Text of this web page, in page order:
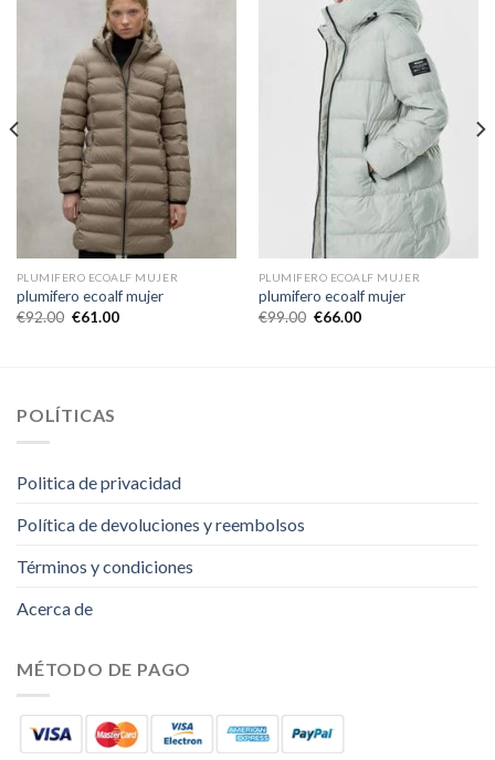
PLUMIFERO ECOALF MUJER
plumifero ecoalf mujer
€92.00 €61.00
PLUMIFERO ECOALF MUJER
plumifero ecoalf mujer
€99.00 €66.00
POLÍTICAS
Politica de privacidad
Política de devoluciones y reembolsos
Términos y condiciones
Acerca de
MÉTODO DE PAGO